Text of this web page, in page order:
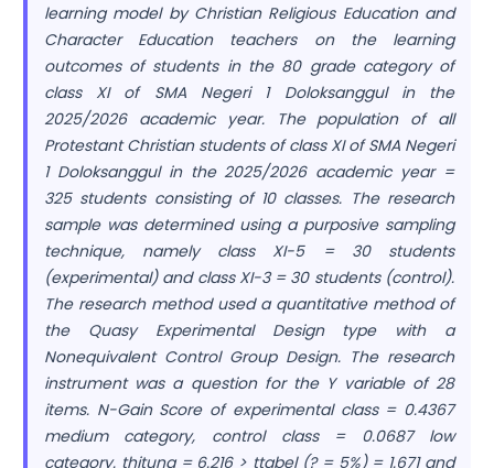
learning model by Christian Religious Education and
Character Education teachers on the learning
outcomes of students in the 80 grade category of
class XI of SMA Negeri 1 Doloksanggul in the
2025/2026 academic year. The population of all
Protestant Christian students of class XI of SMA Negeri
1 Doloksanggul in the 2025/2026 academic year =
325 students consisting of 10 classes. The research
sample was determined using a purposive sampling
technique, namely class XI-5 = 30 students
(experimental) and class XI-3 = 30 students (control).
The research method used a quantitative method of
the Quasy Experimental Design type with a
Nonequivalent Control Group Design. The research
instrument was a question for the Y variable of 28
items. N-Gain Score of experimental class = 0.4367
medium category, control class = 0.0687 low
category. thitung = 6.216 > ttabel (? = 5%) = 1.671 and